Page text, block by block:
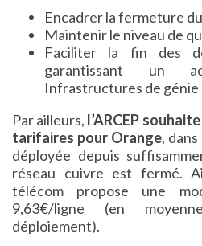
Encadrer la fermeture
Maintenir le niveau de
Faciliter la fin des
garantissant un
Infrastructures de génie
Par ailleurs, l’ARCEP
tarifaires pour Orange,
déployée depuis
réseau cuivre est fermé.
télécom propose une
9,63€/ligne (en
déploiement).